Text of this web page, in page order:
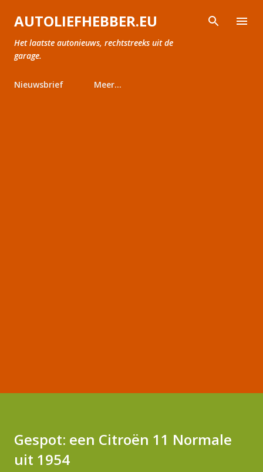
Doorgaan naar hoofdcontent
AUTOLIEFHEBBER.EU
Het laatste autonieuws, rechtstreeks uit de
garage.
Nieuwsbrief Meer…
Gespot: een Citroën 11 Normale
uit 1954